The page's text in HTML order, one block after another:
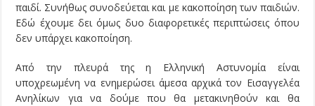
παιδί. Συνήθως συνοδεύεται και με κακοποίηση των παιδιών.
Εδώ έχουμε δει όμως δυο διαφορετικές περιπτώσεις όπου
δεν υπάρχει κακοποίηση.
Από την πλευρά της η Ελληνική Αστυνομία είναι
υποχρεωμένη να ενημερώσει άμεσα αρχικά τον Εισαγγελέα
Ανηλίκων για να δούμε που θα μετακινηθούν και θα